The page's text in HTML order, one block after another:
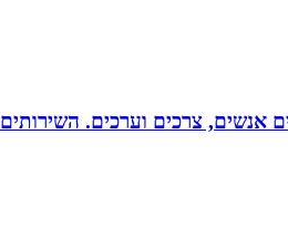
אנשים, צרכים וערכים.